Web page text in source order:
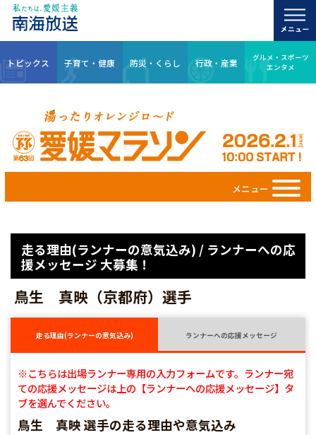
トピックス 子育て・健康 防災・くらし 行政・産業
グルメ・スポーツ
エンタメ
メニュー
走る理由(ランナーの意気込み) / ランナーへの応
援メッセージ 大募集！
鳥生 真映（京都府）選手
走る理由(ランナーの意気込み) ランナーへの応援メッセージ
※こちらは出場ランナー専用の入力フォームです。ランナー宛
ての応援メッセージは上の【ランナーへの応援メッセージ】タ
ブを選んでください。
鳥生 真映 選手の走る理由や意気込み